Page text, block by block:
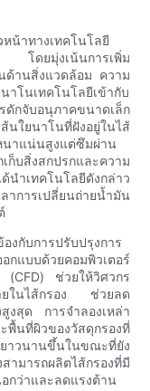
น้าทางเทคโนโลยี
ดยมุ่งเน้นการเพิ่ม
ด้านสิ่งแวดล้อม ความ
าโนเทคโนโลยีเข้ากับ
กจับอนุภาคขนาดเล็ก
ใยนาโนที่ฝังอยู่ในไส้
นาแน่นสูงแต่ซึมผ่าน
บสิ่งสกปรกและความ
นำเทคโนโลยีดังกล่าว
าการเปลี่ยนถ่ายน้ำมัน
งกับการปรับปรุงการ
แบบด้วยคอมพิวเตอร์
(CFD) ช่วยให้วิศวกร
ายในไส้กรอง ช่วยลด
งสุด การจำลองเหล่า
นที่ผิวของวัสดุกรองที่
ยาวนานขึ้นในขณะที่ยัง
มารถผลิตไส้กรองที่มี
กว่าและลดแรงต้าน